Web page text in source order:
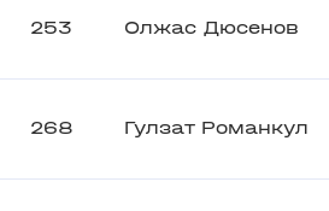
253 Олжас Дюсенов
268 Гулзат Романкул